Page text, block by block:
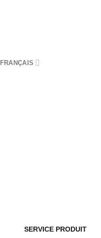
FRANÇAIS
SERVICE PRODUIT